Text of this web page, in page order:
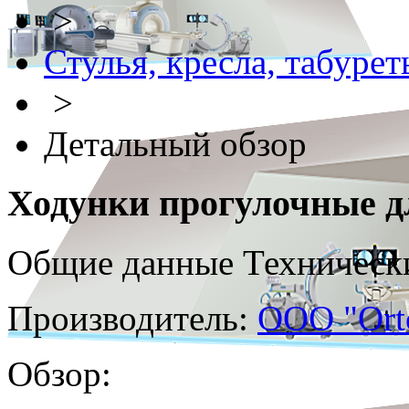
>
Стулья, кресла,
>
Детальный обзор
Ходунки прогулочные
Общие данные
Производитель: OOO
Обзор: